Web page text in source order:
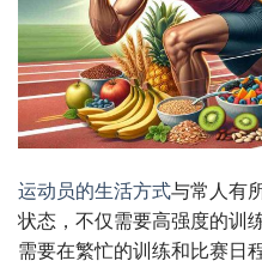
运动员的生活方式与常人有
状态，不仅需要高强度的训
需要在繁忙的训练和比赛日